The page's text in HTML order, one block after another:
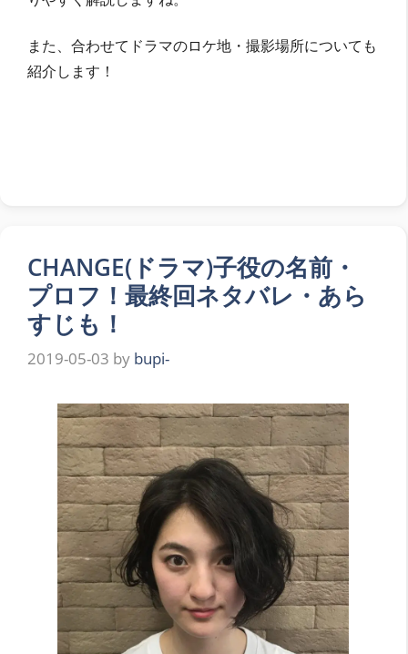
また、合わせてドラマのロケ地・撮影場所についても
紹介します！
CHANGE(ドラマ)子役の名前・
プロフ！最終回ネタバレ・あら
すじも！
2019-05-03 by bupi-